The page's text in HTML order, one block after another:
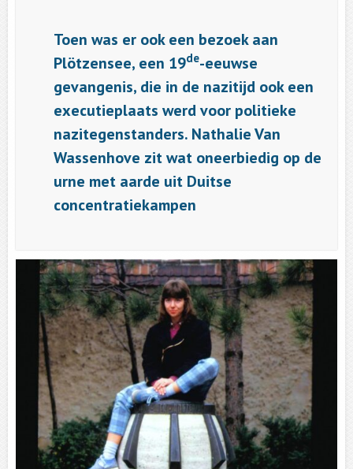
Toen was er ook een bezoek aan
Plötzensee, een 19de-eeuwse
gevangenis, die in de nazitijd ook een
executieplaats werd voor politieke
nazitegenstanders. Nathalie Van
Wassenhove zit wat oneerbiedig op de
urne met aarde uit Duitse
concentratiekampen